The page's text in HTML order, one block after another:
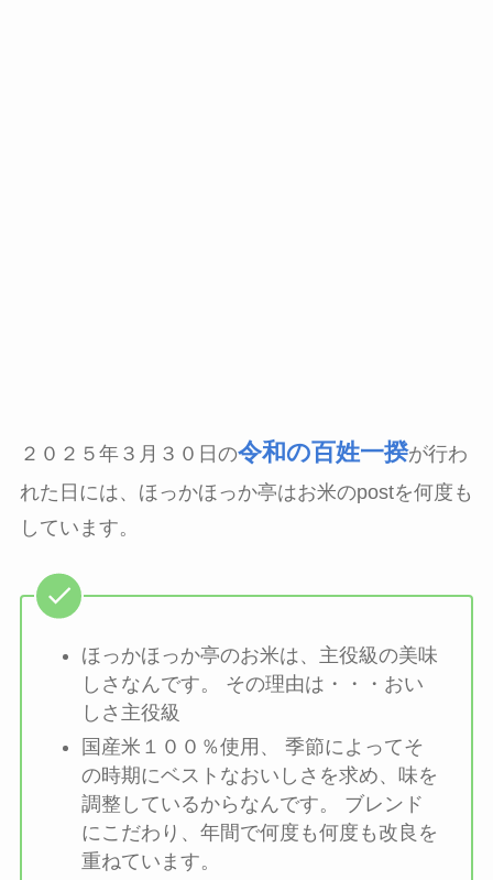
２０２５年３月３０日の令和の百姓一揆が行わ
れた日には、ほっかほっか亭はお米のpostを何度も
しています。
ほっかほっか亭のお米は、主役級の美味
しさなんです。 その理由は・・・おい
しさ主役級
国産米１００％使用、 季節によってそ
の時期にベストなおいしさを求め、味を
調整しているからなんです。 ブレンド
にこだわり、年間で何度も何度も改良を
重ねています。